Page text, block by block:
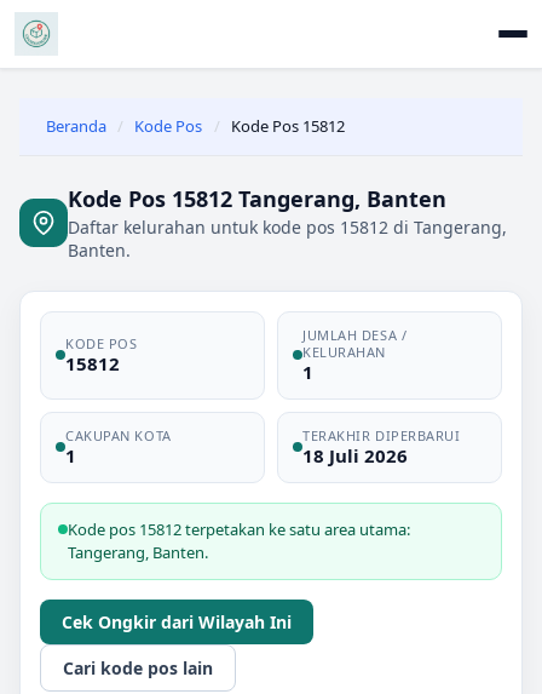
Beranda / Kode Pos / Kode Pos 15812
Kode Pos 15812 Tangerang, Banten
Daftar kelurahan untuk kode pos 15812 di Tangerang,
Banten.
KODE POS
15812
JUMLAH DESA /
KELURAHAN
1
CAKUPAN KOTA
1
TERAKHIR DIPERBARUI
18 Juli 2026
Kode pos 15812 terpetakan ke satu area utama:
Tangerang, Banten.
Cek Ongkir dari Wilayah Ini
Cari kode pos lain